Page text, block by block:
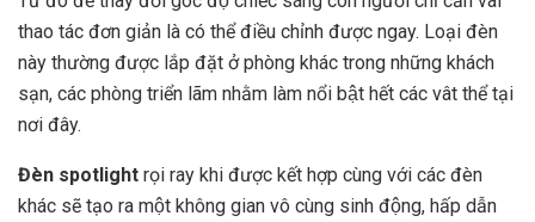
thao tác đơn giản là có thể điều chỉnh được ngay. Loại đèn
này thường được lắp đặt ở phòng khác trong những khách
sạn, các phòng triển lãm nhằm làm nổi bật hết các vât thể tại
nơi đây.
Đèn spotlight rọi ray khi được kết hợp cùng với các đèn
khác sẽ tạo ra một không gian vô cùng sinh động, hấp dẫn